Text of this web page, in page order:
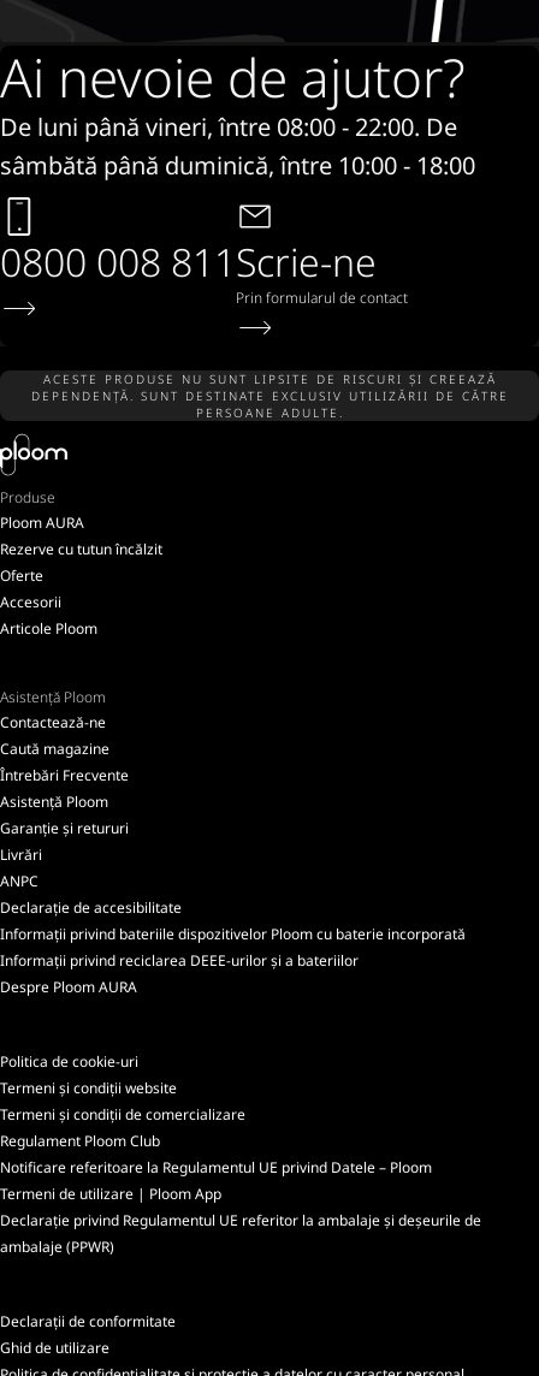
Ai nevoie de ajutor?
De luni până vineri, între 08:00 - 22:00. De
sâmbătă până duminică, între 10:00 - 18:00
0800 008 811Scrie-ne
Prin formularul de contact
ACESTE PRODUSE NU SUNT LIPSITE DE RISCURI ȘI CREEAZĂ
DEPENDENȚĂ. SUNT DESTINATE EXCLUSIV UTILIZĂRII DE CĂTRE
PERSOANE ADULTE.
Produse
Ploom AURA
Rezerve cu tutun încălzit
Oferte
Accesorii
Articole Ploom
Asistență Ploom
Contactează-ne
Caută magazine
Întrebări Frecvente
Asistență Ploom
Garanție și retururi
Livrări
ANPC
Declarație de accesibilitate
Informații privind bateriile dispozitivelor Ploom cu baterie incorporată
Informații privind reciclarea DEEE-urilor și a bateriilor
Despre Ploom AURA
Politica de cookie-uri
Termeni și condiții website
Termeni și condiții de comercializare
Regulament Ploom Club
Notificare referitoare la Regulamentul UE privind Datele – Ploom
Termeni de utilizare | Ploom App
Declarație privind Regulamentul UE referitor la ambalaje și deșeurile de
ambalaje (PPWR)
Declarații de conformitate
Ghid de utilizare